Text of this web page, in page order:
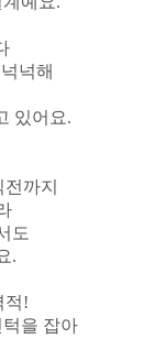
넉해
있어요.
까지
도
.
적!
을 잡아